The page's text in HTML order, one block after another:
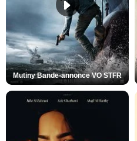
Mutiny Bande-annonce VO STFR